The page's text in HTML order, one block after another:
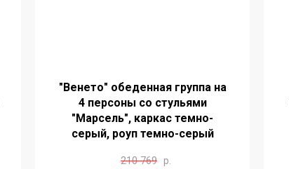
"Венето" обеденная группа на
4 персоны со стульями
"Марсель", каркас темно-
серый, роуп темно-серый
210 769 р.